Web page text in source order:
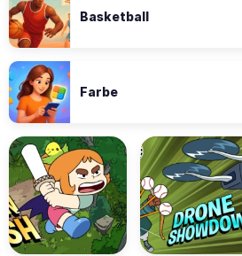
Basketball
Farbe